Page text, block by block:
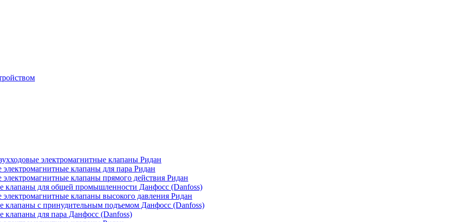
электромагнитные клапаны Ридан
клапаны для пара Ридан
клапаны прямого действия Ридан
клапаны для общей промышленности Данфосс (Danfoss)
клапаны высокого давления Ридан
с принудительным подъемом Данфосс (Danfoss)
для пара Данфосс (Danfoss)